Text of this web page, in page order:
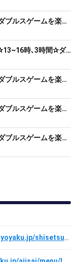
名谷テニスガーデンでダブルスゲームを楽しみませんか(初中級～中上級、４時間)
✰名谷テニスガーデン✰13~16時､3時間✰ダブルス✰参加費800円､P無料✰
名谷テニスガーデンでダブルスゲームを楽しみませんか(初中級～中上級、４時間)
名谷テニスガーデンでダブルスゲームを楽しみませんか(初中級～中上級、４時間)
名谷テニスガーデンでダブルスゲームを楽しみませんか(初中級～中上級、４時間)